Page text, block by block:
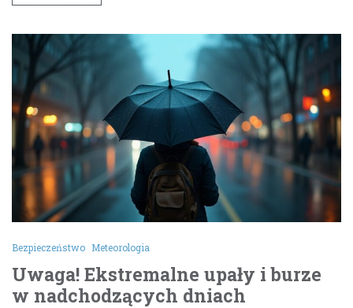
Bezpieczeństwo Meteorologia
Uwaga! Ekstremalne upały i burze
w nadchodzących dniach